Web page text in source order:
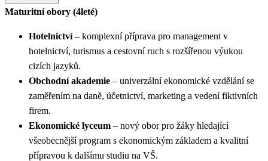
Maturitní obory (4leté)
Hotelnictví– komplexní příprava pro management v
hotelnictví, turismus a cestovní ruch s rozšířenou výukou
cizích jazyků.
Obchodní akademie – univerzální ekonomické vzdělání se
zaměřením na daně, účetnictví, marketing a vedení fiktivních
firem.
Ekonomické lyceum – nový obor pro žáky hledající
všeobecnější program s ekonomickým základem a kvalitní
přípravou k dalšímu studiu na VŠ.